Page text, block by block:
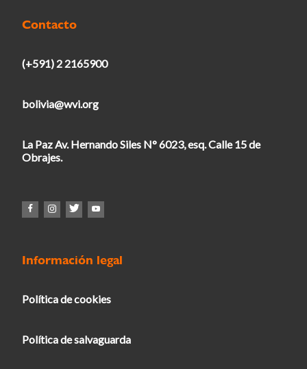
Contacto
(+591) 2 2165900
bolivia@wvi.org
La Paz Av. Hernando Siles N° 6023, esq. Calle 15 de
Obrajes.
Información legal
Política de cookies
Política de salvaguarda